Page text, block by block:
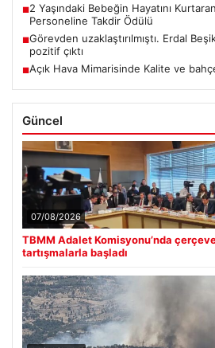
■2 Yaşındaki Bebeğin Hayatını
Personeline Takdir Ödülü
■Görevden uzaklaştırılmıştı. Erdal
pozitif çıktı
■Açık Hava Mimarisinde Kalite ve
Güncel
07/08/2026
TBMM Adalet Komisyonu’nda
tartışmalarla başladı